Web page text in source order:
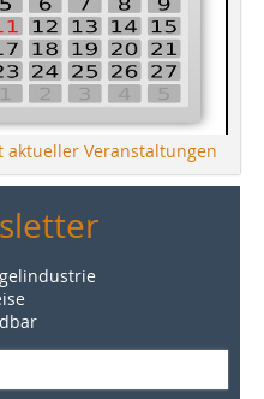
aktueller Veranstaltungen